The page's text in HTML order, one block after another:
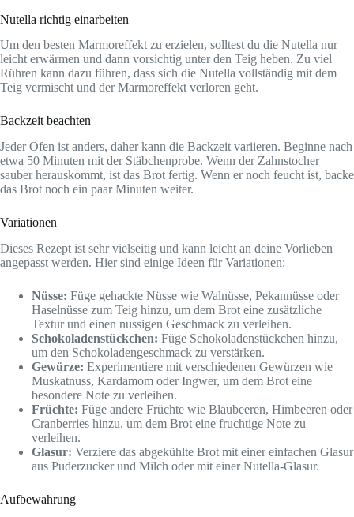
Nutella richtig einarbeiten
Um den besten Marmoreffekt zu erzielen, solltest du die Nutella nur
leicht erwärmen und dann vorsichtig unter den Teig heben. Zu viel
Rühren kann dazu führen, dass sich die Nutella vollständig mit dem
Teig vermischt und der Marmoreffekt verloren geht.
Backzeit beachten
Jeder Ofen ist anders, daher kann die Backzeit variieren. Beginne nach
etwa 50 Minuten mit der Stäbchenprobe. Wenn der Zahnstocher
sauber herauskommt, ist das Brot fertig. Wenn er noch feucht ist, backe
das Brot noch ein paar Minuten weiter.
Variationen
Dieses Rezept ist sehr vielseitig und kann leicht an deine Vorlieben
angepasst werden. Hier sind einige Ideen für Variationen:
Nüsse: Füge gehackte Nüsse wie Walnüsse, Pekannüsse oder
Haselnüsse zum Teig hinzu, um dem Brot eine zusätzliche
Textur und einen nussigen Geschmack zu verleihen.
Schokoladenstückchen: Füge Schokoladenstückchen hinzu,
um den Schokoladengeschmack zu verstärken.
Gewürze: Experimentiere mit verschiedenen Gewürzen wie
Muskatnuss, Kardamom oder Ingwer, um dem Brot eine
besondere Note zu verleihen.
Früchte: Füge andere Früchte wie Blaubeeren, Himbeeren oder
Cranberries hinzu, um dem Brot eine fruchtige Note zu
verleihen.
Glasur: Verziere das abgekühlte Brot mit einer einfachen Glasur
aus Puderzucker und Milch oder mit einer Nutella-Glasur.
Aufbewahrung